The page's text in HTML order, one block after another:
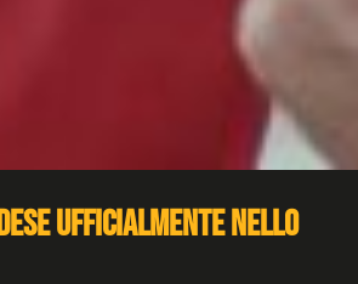
ufficialmente nello